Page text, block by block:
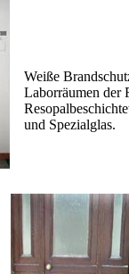
Weiße
Laborräumen der
und Spezialglas.